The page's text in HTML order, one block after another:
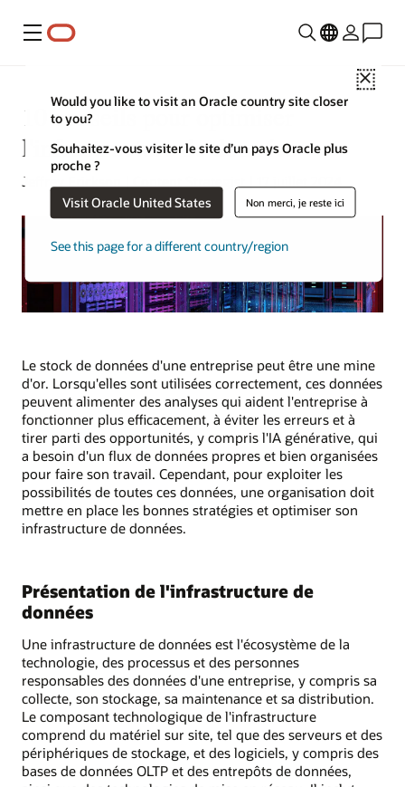
Menu
Close
Would you like to visit an Oracle country site closer
to you?
Souhaitez-vous visiter le site d’un pays Oracle plus
proche ?
Visit Oracle United States Non merci, je reste ici
See this page for a different country/region
10 conseils pour optimiser
l'infrastructure de données
Jeffrey Erickson | Content Strategist | 17 juillet 2024
Le stock de données d'une entreprise peut être une mine
d'or. Lorsqu'elles sont utilisées correctement, ces données
peuvent alimenter des analyses qui aident l'entreprise à
fonctionner plus efficacement, à éviter les erreurs et à
tirer parti des opportunités, y compris l'IA générative, qui
a besoin d'un flux de données propres et bien organisées
pour faire son travail. Cependant, pour exploiter les
possibilités de toutes ces données, une organisation doit
mettre en place les bonnes stratégies et optimiser son
infrastructure de données.
Présentation de l'infrastructure de
données
Une infrastructure de données est l'écosystème de la
technologie, des processus et des personnes
responsables des données d'une entreprise, y compris sa
collecte, son stockage, sa maintenance et sa distribution.
Le composant technologique de l'infrastructure
comprend du matériel sur site, tel que des serveurs et des
périphériques de stockage, et des logiciels, y compris des
bases de données OLTP et des entrepôts de données,